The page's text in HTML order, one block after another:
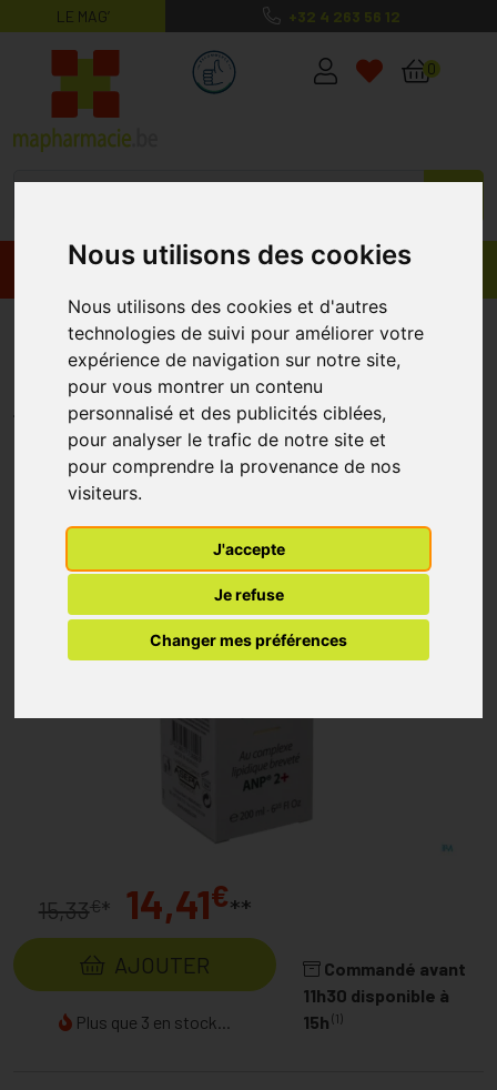
Nous utilisons des cookies
Nous utilisons des cookies et d'autres
technologies de suivi pour améliorer votre
expérience de navigation sur notre site,
pour vous montrer un contenu
personnalisé et des publicités ciblées,
pour analyser le trafic de notre site et
pour comprendre la provenance de nos
visiteurs.
J'accepte
Je refuse
Changer mes préférences
LE MAG’ +32 4 263 56 12
MaPharmacie.be ma santé, mes
0
Promos Produits
Ecrinal Shampooing Anp2 Vrouw
200 Ml
ECRINAL
15,33€* 14,41€**
AJOUTER
Plus que 3 en stock...
Commandé avant
11h30 disponible à
15h (1)